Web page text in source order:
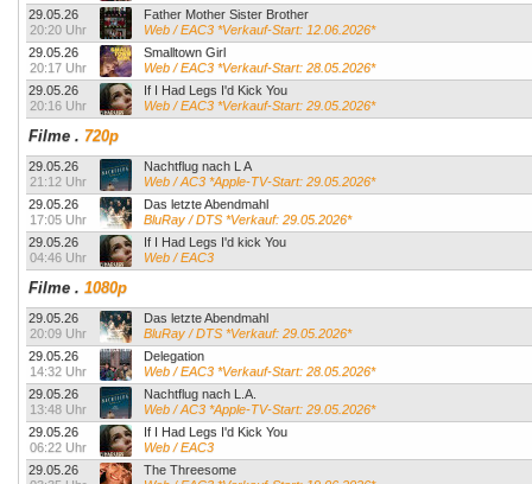
29.05.26
20:20 Uhr
Father Mother Sister Brother
Web / EAC3 *Verkauf-Start: 12.06.2026*
29.05.26
20:17 Uhr
Smalltown Girl
Web / EAC3 *Verkauf-Start: 28.05.2026*
29.05.26
20:16 Uhr
If I Had Legs I'd Kick You
Web / EAC3 *Verkauf-Start: 29.05.2026*
Filme . 720p
29.05.26
21:12 Uhr
Nachtflug nach L A
Web / AC3 *Apple-TV-Start: 29.05.2026*
29.05.26
17:05 Uhr
Das letzte Abendmahl
BluRay / DTS *Verkauf: 29.05.2026*
29.05.26
04:46 Uhr
If I Had Legs I'd kick You
Web / EAC3
Filme . 1080p
29.05.26
20:09 Uhr
Das letzte Abendmahl
BluRay / DTS *Verkauf: 29.05.2026*
29.05.26
14:32 Uhr
Delegation
Web / EAC3 *Verkauf-Start: 28.05.2026*
29.05.26
13:48 Uhr
Nachtflug nach L.A.
Web / AC3 *Apple-TV-Start: 29.05.2026*
29.05.26
06:22 Uhr
If I Had Legs I'd Kick You
Web / EAC3
29.05.26
The Threesome